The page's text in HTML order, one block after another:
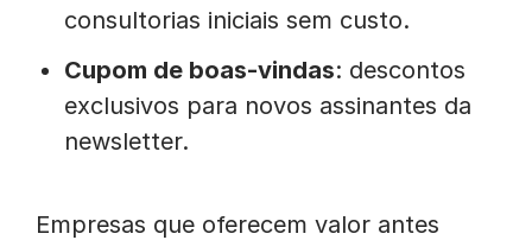
consultorias iniciais sem custo.
Cupom de boas-vindas: descontos
exclusivos para novos assinantes da
newsletter.
Empresas que oferecem valor antes